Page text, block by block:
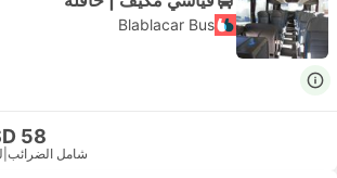
Blablacar Bus
58
شامل الضرائب